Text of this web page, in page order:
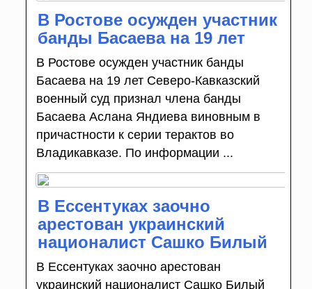
В Ростове осужден участник
банды Басаева на 19 лет
В Ростове осужден участник банды
Басаева на 19 лет Северо-Кавказский
военный суд признал члена банды
Басаева Аслана Яндиева виновным в
причастности к серии терактов во
Владикавказе. По информации ...
В Ессентуках заочно
арестован украинский
националист Сашко Билый
В Ессентуках заочно арестован
украинский националист Сашко Билый